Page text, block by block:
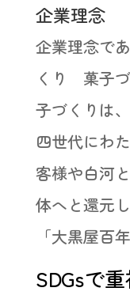
企業理念
企業理念で
くり 菓子
子づくりは
四世代にわ
客様や白河
体へと還元
「大黒屋百
SDGsで